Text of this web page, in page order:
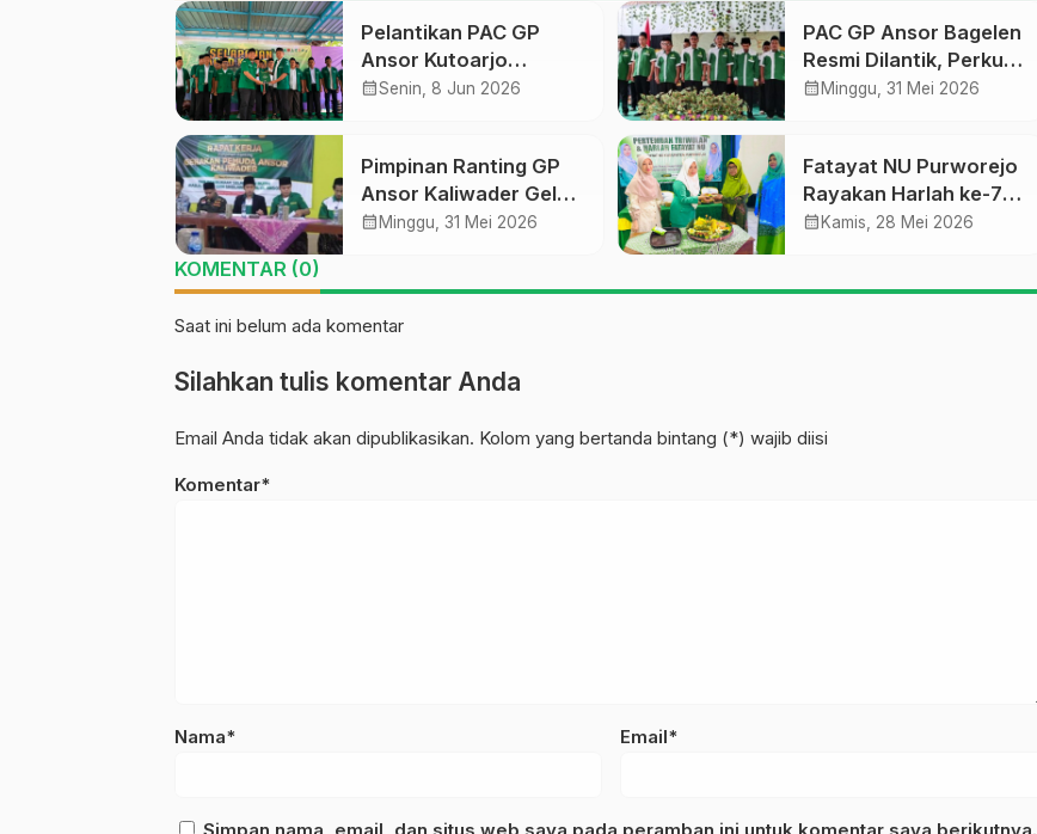
Pelantikan PAC GP
Ansor Kutoarjo
Berlangsung Khidmat,
Bermanfaat bagi Umat
calendar_monthSenin, 8 Jun 2026
PAC GP Ansor Bagelen
Resmi Dilantik, Perkuat
Kaderisasi dan
calendar_month Minggu, 31 Mei 2026
Pimpinan Ranting GP
Ansor Kaliwader Gelar
Raker dan Buka
Spiritualitas Kader
calendar_month Minggu, 31 Mei 2026
Fatayat NU Purworejo
Rayakan Harlah ke-76,
Momentum Refleksi
calendar_month Kamis, 28 Mei 2026
KOMENTAR (0)
Saat ini belum ada komentar
Silahkan tulis komentar Anda
Email Anda tidak akan dipublikasikan. Kolom yang bertanda bintang (*) wajib diisi
Komentar*
Nama* Email*